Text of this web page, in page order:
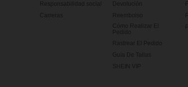
Responsabilidad social
Carreras
Devolución
Reembolso
Cómo Realizar El
Pedido
Rastrear El Pedido
Guía De Tallas
SHEIN VIP